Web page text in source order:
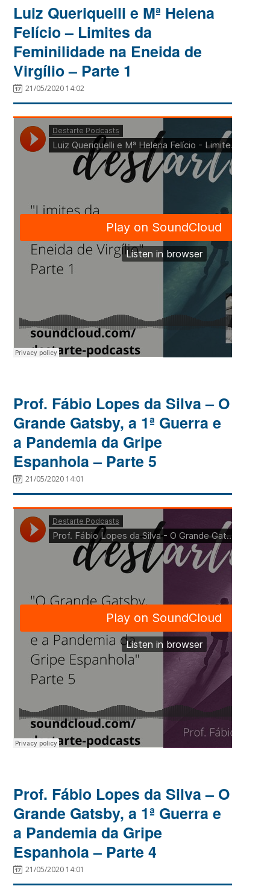
Luiz Queriquelli e Mª Helena
Felício – Limites da
Feminilidade na Eneida de
Virgílio – Parte 1
21/05/2020 14:02
Prof. Fábio Lopes da Silva – O
Grande Gatsby, a 1ª Guerra e
a Pandemia da Gripe
Espanhola – Parte 5
21/05/2020 14:01
Prof. Fábio Lopes da Silva – O
Grande Gatsby, a 1ª Guerra e
a Pandemia da Gripe
Espanhola – Parte 4
21/05/2020 14:01